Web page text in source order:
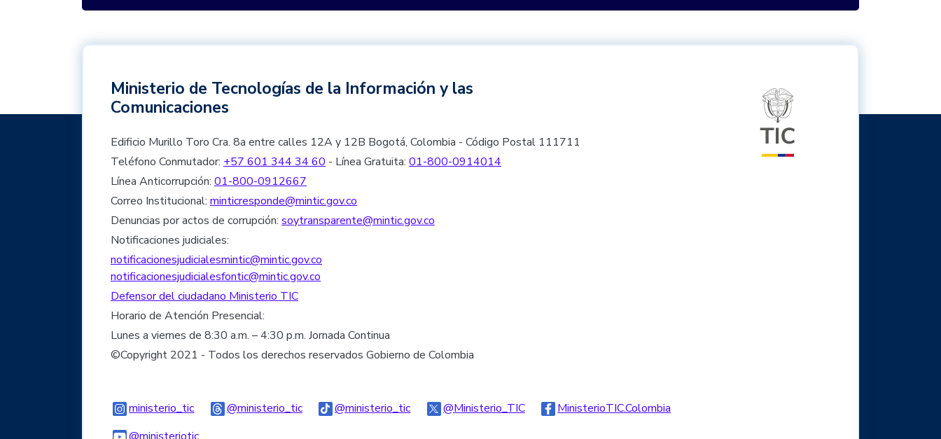
Ministerio de Tecnologías de la Información y las
Comunicaciones
Edificio Murillo Toro Cra. 8a entre calles 12A y 12B Bogotá, Colombia - Código Postal 111711
Teléfono Conmutador: +57 601 344 34 60 - Línea Gratuita: 01-800-0914014
Línea Anticorrupción: 01-800-0912667
Correo Institucional: minticresponde@mintic.gov.co
Denuncias por actos de corrupción: soytransparente@mintic.gov.co
Notificaciones judiciales:
notificacionesjudicialesmintic@mintic.gov.co
notificacionesjudicialesfontic@mintic.gov.co
Defensor del ciudadano Ministerio TIC
Horario de Atención Presencial:
Lunes a viernes de 8:30 a.m. – 4:30 p.m. Jornada Continua
©Copyright 2021 - Todos los derechos reservados Gobierno de Colombia
ministerio_ticLogo Instagram
@ministerio_ticLogo Threads
@ministerio_ticLogo Tiktok@Ministerio_TICLogo TwitterMinisterioTIC.Colombia
Logo Youtube